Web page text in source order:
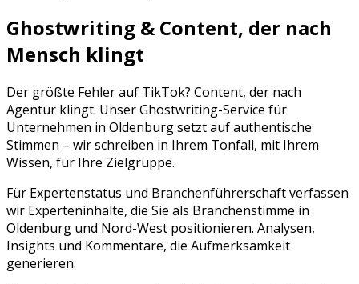
Ghostwriting & Content, der nach
Mensch klingt
Der größte Fehler auf TikTok? Content, der nach
Agentur klingt. Unser Ghostwriting-Service für
Unternehmen in Oldenburgsetzt auf authentische
Stimmen – wir schreiben in Ihrem Tonfall, mit Ihrem
Wissen, für Ihre Zielgruppe.
Für Expertenstatus und Branchenführerschaft verfassen
wir Experteninhalte, die Sie als Branchenstimme in
Oldenburg und Nord-West positionieren. Analysen,
Insights und Kommentare, die Aufmerksamkeit
generieren.